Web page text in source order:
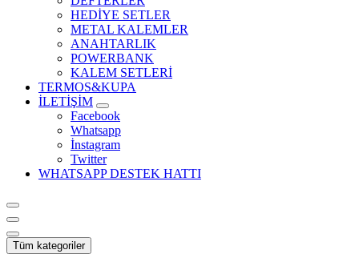
HEDİYE SETLER
METAL KALEMLER
ANAHTARLIK
POWERBANK
KALEM SETLERİ
TERMOS&KUPA
İLETİŞİM
Facebook
Whatsapp
İnstagram
Twitter
WHATSAPP DESTEK HATTI
Tüm kategoriler